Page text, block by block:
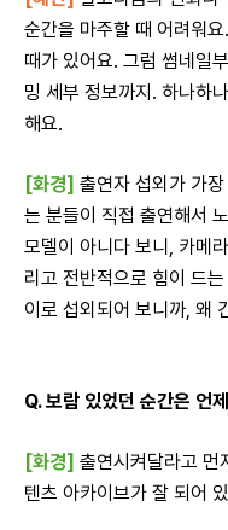
순간을 마주할 때 어려워
때가 있어요. 그럼 썸네일
밍 세부 정보까지. 하나하
해요.
[화경] 출연자 섭외가 가
는 분들이 직접 출연해서
모델이 아니다 보니, 카메
리고 전반적으로 힘이 드
이로 섭외되어 보니까, 왜
Q. 보람 있었던 순간은 언
[화경] 출연시켜달라고 먼
텐츠 아카이브가 잘 되어